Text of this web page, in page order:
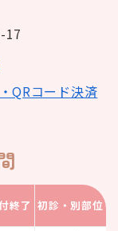
17
QRコード決済
終了 初診・別部位